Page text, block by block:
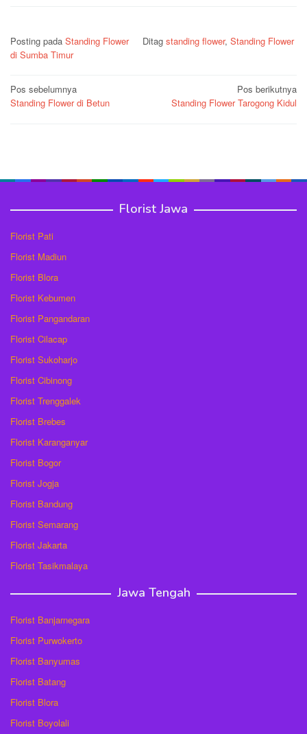
Posting pada Standing Flower Ditag standing flower, Standing Flower
di Sumba Timur
Navigasi
pos
Pos sebelumnya
Standing Flower di Betun
Pos berikutnya
Standing Flower Tarogong Kidul
Florist Jawa
Florist Pati
Florist Madiun
Florist Blora
Florist Kebumen
Florist Pangandaran
Florist Cilacap
Florist Sukoharjo
Florist Cibinong
Florist Trenggalek
Florist Brebes
Florist Karanganyar
Florist Bogor
Florist Jogja
Florist Bandung
Florist Semarang
Florist Jakarta
Florist Tasikmalaya
Jawa Tengah
Florist Banjarnegara
Florist Purwokerto
Florist Banyumas
Florist Batang
Florist Blora
Florist Boyolali